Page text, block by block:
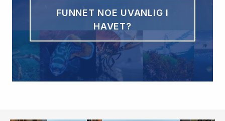
FUNNET NOE UVANLIG I
HAVET?